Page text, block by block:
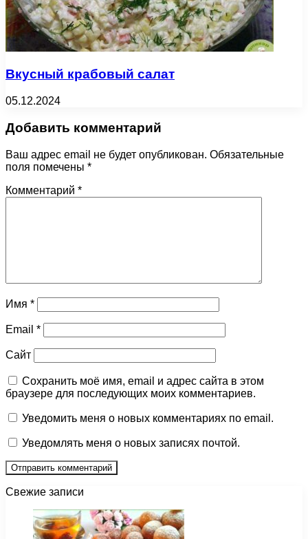
Вкусный крабовый салат
05.12.2024
Добавить комментарий
Ваш адрес email не будет опубликован. Обязательные
поля помечены *
Комментарий *
Имя *
Email *
Сайт
Сохранить моё имя, email и адрес сайта в этом
браузере для последующих моих комментариев.
Уведомить меня о новых комментариях по email.
Уведомлять меня о новых записях почтой.
Свежие записи